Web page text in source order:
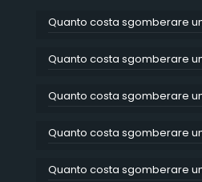
Quanto costa sgomberare
Quanto costa sgomberare
Quanto costa sgomberare
Quanto costa sgomberare
Quanto costa sgomberare